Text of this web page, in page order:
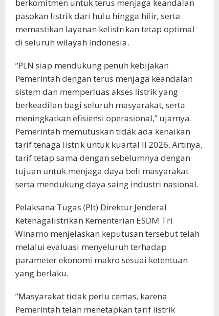
berkomitmen untuk terus menjaga keandalan
pasokan listrik dari hulu hingga hilir, serta
memastikan layanan kelistrikan tetap optimal
di seluruh wilayah Indonesia.
“PLN siap mendukung penuh kebijakan
Pemerintah dengan terus menjaga keandalan
sistem dan memperluas akses listrik yang
berkeadilan bagi seluruh masyarakat, serta
meningkatkan efisiensi operasional,” ujarnya.
Pemerintah memutuskan tidak ada kenaikan
tarif tenaga listrik untuk kuartal II 2026. Artinya,
tarif tetap sama dengan sebelumnya dengan
tujuan untuk menjaga daya beli masyarakat
serta mendukung daya saing industri nasional.
Pelaksana Tugas (Plt) Direktur Jenderal
Ketenagalistrikan Kementerian ESDM Tri
Winarno menjelaskan keputusan tersebut telah
melalui evaluasi menyeluruh terhadap
parameter ekonomi makro sesuai ketentuan
yang berlaku.
“Masyarakat tidak perlu cemas, karena
Pemerintah telah menetapkan tarif listrik